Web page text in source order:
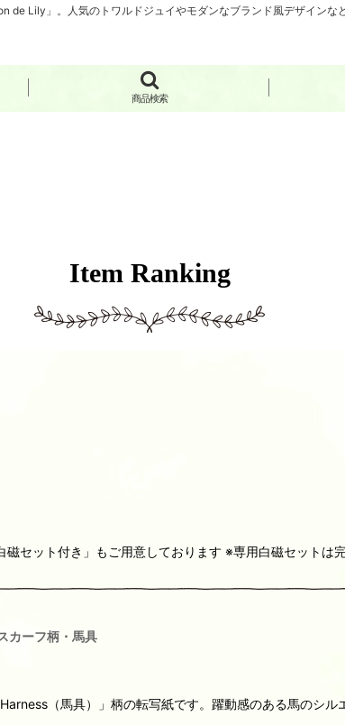
Lily」。人気のトワルドジュイやモダンなブランド風デザインな
商品検索
Item Ranking
セット付き」もご用意しております ※専用白磁セットは
カーフ柄・馬具
（馬具）」柄の転写紙です。躍動感のある馬のシ